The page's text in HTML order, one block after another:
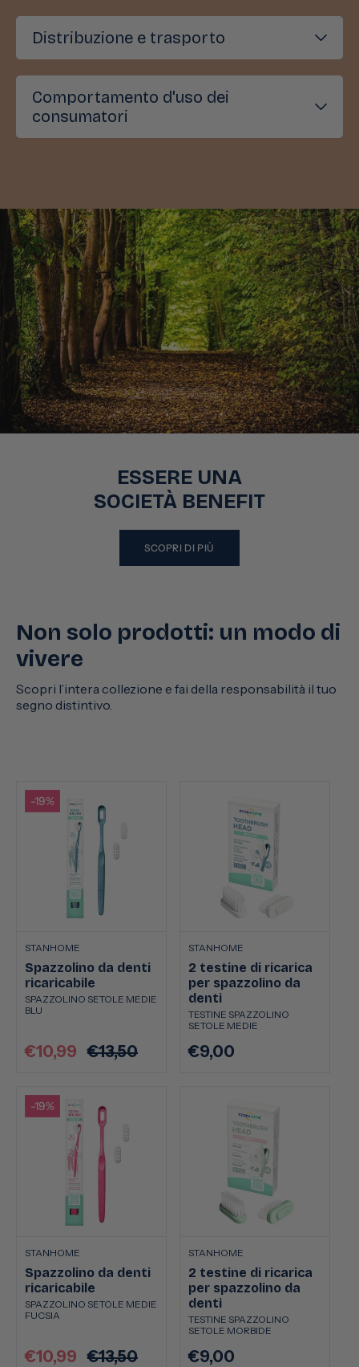
Distribuzione e trasporto
Comportamento d'uso dei
consumatori
ESSERE UNA
SOCIETÀ BENEFIT
SCOPRI DI PIÙ
Non solo prodotti: un modo di
vivere
Scopri l’intera collezione e fai della responsabilità il tuo
segno distintivo.
-19%
STANHOME
Spazzolino da denti
ricaricabile
SPAZZOLINO SETOLE MEDIE
BLU
Prezzo
€10,99
Prezzo
€13,50
STANHOME
2 testine di ricarica
per spazzolino da
denti
TESTINE SPAZZOLINO
SETOLE MEDIE
Prezzo
€9,00
-19%
STANHOME
Spazzolino da denti
ricaricabile
SPAZZOLINO SETOLE MEDIE
FUCSIA
Prezzo
€10,99
Prezzo
€13,50
STANHOME
2 testine di ricarica
per spazzolino da
denti
TESTINE SPAZZOLINO
SETOLE MORBIDE
Prezzo
€9,00